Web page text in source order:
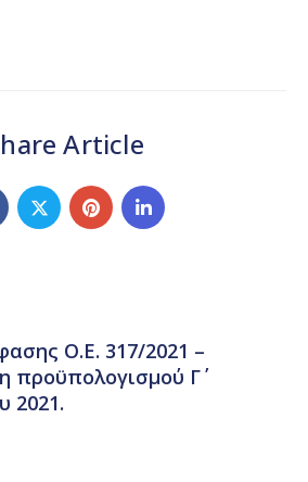
Article
Ο.Ε. 317/2021 –
προϋπολογισμού Γ΄
2021.